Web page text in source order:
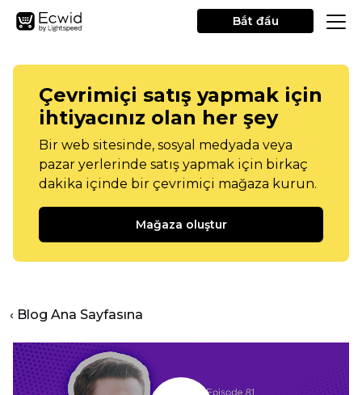
Bắt đầu
Çevrimiçi satış yapmak için
ihtiyacınız olan her şey
Bir web sitesinde, sosyal medyada veya
pazar yerlerinde satış yapmak için birkaç
dakika içinde bir çevrimiçi mağaza kurun.
Mağaza oluştur
‹ Blog Ana Sayfasına